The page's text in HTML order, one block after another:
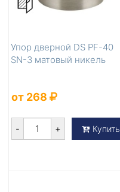
Упор дверной DS PF-40
SN-3 матовый никель
от 268
- + Купить